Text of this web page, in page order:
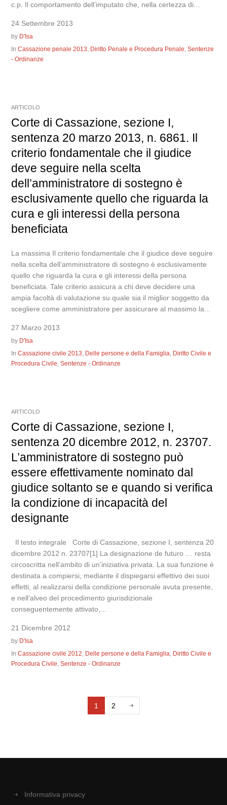
c.p. Il comportamento dell’imputato che, nella certezza di...
24 Settembre 2013
by D'Isa
InCassazione penale 2013, Diritto Penale e Procedura Penale,Sentenze
- Ordinanze
ARTICOLO
Corte di Cassazione, sezione I,
sentenza 20 marzo 2013, n. 6861. Il
criterio fondamentale che il giudice
deve seguire nella scelta
dell’amministratore di sostegno è
esclusivamente quello che riguarda la
cura e gli interessi della persona
beneficiata
La massima Il criterio fondamentale che il giudice deve seguire
nella scelta dell’amministratore di sostegno è esclusivamente
quello che riguarda la cura e gli interessi della persona
beneficiata. Tale criterio assicura a chi deve decidere una
ampia facoltà di valutazione su quale sia il miglior soggetto da
scegliere come amministratore per assicurare al massimo la...
27 Marzo 2013
by D'Isa
InCassazione civile 2013, Delle persone e della Famiglia, Diritto Civile e
Procedura Civile,Sentenze - Ordinanze
ARTICOLO
Corte di Cassazione, sezione I,
sentenza 20 dicembre 2012, n. 23707.
L’amministratore di sostegno può
essere effettivamente nominato dal
giudice soltanto se e quando si verifica
la condizione di incapacità del
designante
Il testo integrale Corte di Cassazione, sezione I, sentenza 20
dicembre 2012 n. 23707[1] La designazione de futuro … resta
circoscritta nell’ambito di un’iniziativa privata. La sua funzione è
destinata a compiersi, mediante il dispiegarsi effettivo dei suoi
effetti, al realizzarsi della condizione personale avuta presente,
e nell’alveo del procedimento giurisdizionale
conseguentemente attivato,...
21 Dicembre 2012
by D'Isa
InCassazione civile 2012, Delle persone e della Famiglia, Diritto Civile e
Procedura Civile,Sentenze - Ordinanze
1 2
Informativa privacy